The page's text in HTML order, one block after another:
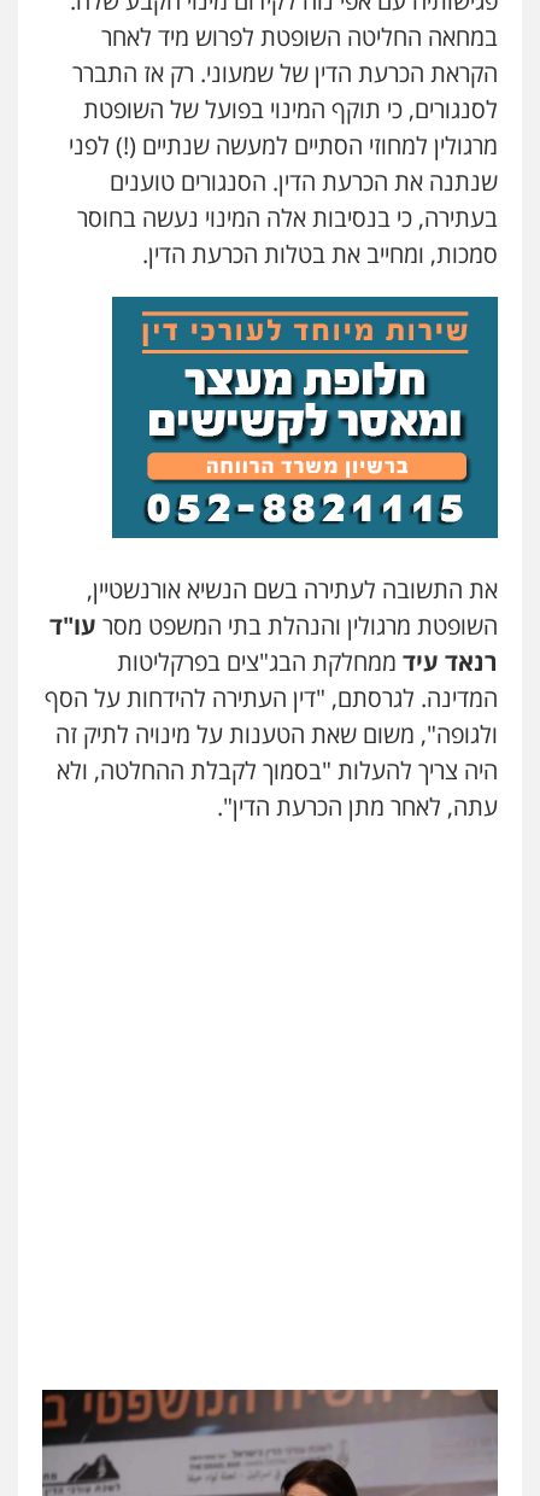
במחאה החליטה השופטת לפרוש מיד לאחר
הקראת הכרעת הדין של שמעוני. רק אז התברר
לסנגורים, כי תוקף המינוי בפועל של השופטת
מרגולין למחוזי הסתיים למעשה שנתיים (!) לפני
שנתנה את הכרעת הדין. הסנגורים טוענים
בעתירה, כי בנסיבות אלה המינוי נעשה בחוסר
סמכות, ומחייב את בטלות הכרעת הדין.
את התשובה לעתירה בשם הנשיא אורנשטיין,
השופטת מרגולין והנהלת בתי המשפט מסר עו"ד
רנאד עיד ממחלקת הבג"צים בפרקליטות
המדינה. לגרסתם, "דין העתירה להידחות על הסף
ולגופה", משום שאת הטענות על מינויה לתיק זה
היה צריך להעלות "בסמוך לקבלת ההחלטה, ולא
עתה, לאחר מתן הכרעת הדין".